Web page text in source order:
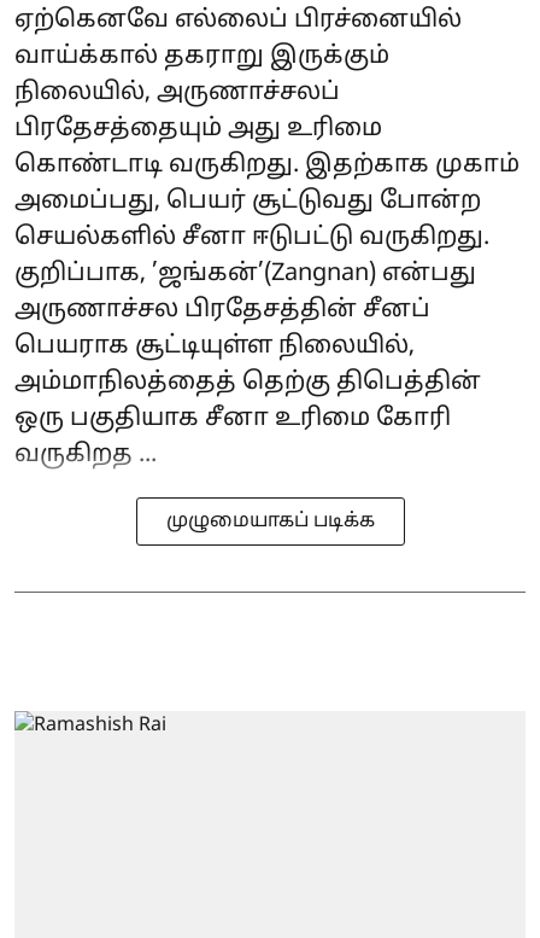
ஏற்கெனவே எல்லைப் பிரச்னையில்
வாய்க்கால் தகராறு இருக்கும்
நிலையில், அருணாச்சலப்
பிரதேசத்தையும் அது உரிமை
கொண்டாடி வருகிறது. இதற்காக முகாம்
அமைப்பது, பெயர் சூட்டுவது போன்ற
செயல்களில் சீனா ஈடுபட்டு வருகிறது.
குறிப்பாக, ’ஜங்கன்’(Zangnan) என்பது
அருணாச்சல பிரதேசத்தின் சீனப்
பெயராக சூட்டியுள்ள நிலையில்,
அம்மாநிலத்தைத் தெற்கு திபெத்தின்
ஒரு பகுதியாக சீனா உரிமை கோரி
வருகிறத ...
முழுமையாகப் படிக்க